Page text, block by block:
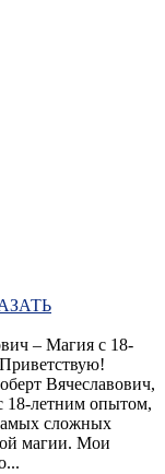
– Магия с 18-
Вячеславович,
18-летним опытом,
сложных
магии. Мои